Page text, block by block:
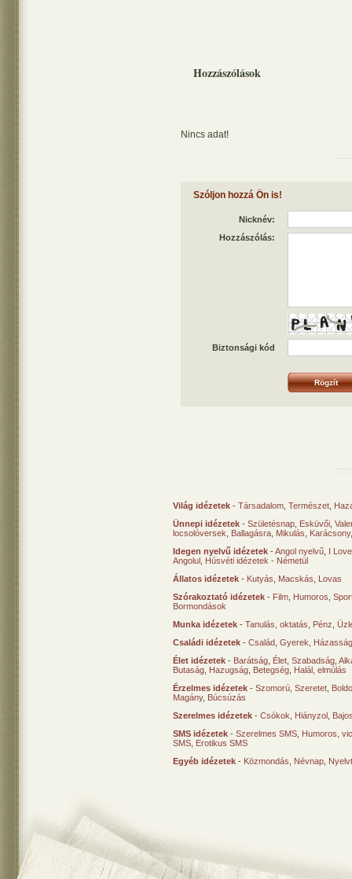
Hozzászólások
Nincs adat!
Szóljon hozzá Ön is!
Nicknév:
Hozzászólás:
Biztonsági kód
Világ idézetek - Társadalom Természet
Ünnepi idézetek - Születésnap Esküvői
locsolóversek
Ballagásra Mikulás Karácsony
Idegen nyelvű idézetek -Angol nyelvű I
Angolul Húsvéti idézetek - Németül
Állatos idézetek - Kutyás Macskás
Lovas
Szórakoztató idézetek - Film Humoros
Bormondások
Munka idézetek - Tanulás, oktatás Pénz
Családi idézetek - Család Gyerek
Élet idézetek - Barátság Élet Szabadság
Butaság Hazugság Betegség Halál, elmúlás
Érzelmes idézetek - Szomorú Szeretet
Magány, Búcsúzás
Szerelmes idézetek - Csókok Hiányzol
SMS idézetek - Szerelmes SMS Humoros,
SMS Erotikus SMS
Egyéb idézetek - Közmondás Névnap